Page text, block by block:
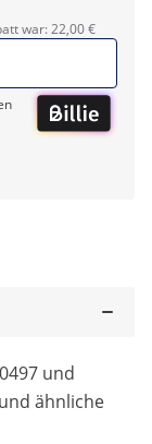
war: 22,00 €
und
ähnliche